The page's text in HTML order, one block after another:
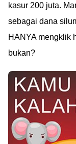
kasur 200 juta.
sebagai dana
HANYA mengklik
bukan?